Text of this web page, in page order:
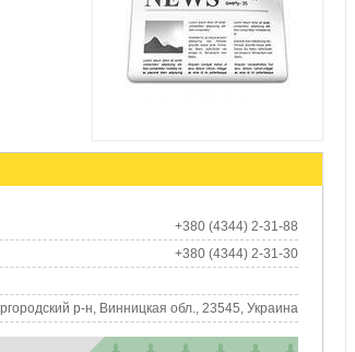
+380 (4344) 2-31-88
+380 (4344) 2-31-30
р-н, Винницкая обл., 23545, Украина